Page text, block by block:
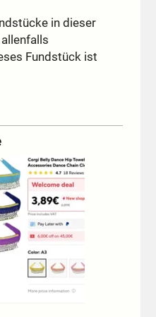
in dieser
Fundstück ist